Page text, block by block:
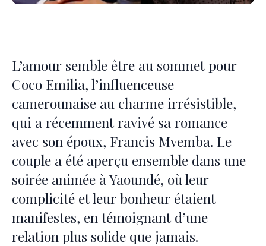
L’amour semble être au sommet pour
Coco Emilia, l’influenceuse
camerounaise au charme irrésistible,
qui a récemment ravivé sa romance
avec son époux, Francis Mvemba. Le
couple a été aperçu ensemble dans une
soirée animée à Yaoundé, où leur
complicité et leur bonheur étaient
manifestes, en témoignant d’une
relation plus solide que jamais.